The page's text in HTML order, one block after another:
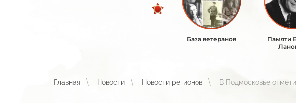
База ветеранов
Памяти
Главная Новости Новости регионов В Подмосковье